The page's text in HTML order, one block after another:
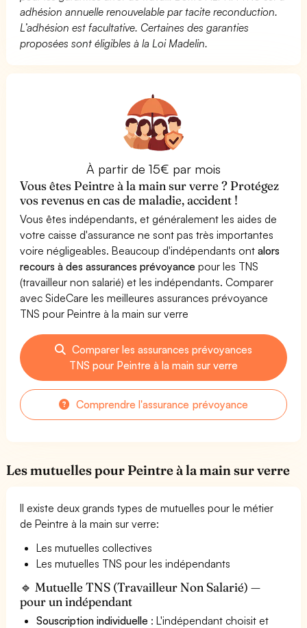
adhésion annuelle renouvelable par tacite reconduction.
L’adhésion est facultative. Certaines des garanties
proposées sont éligibles à la Loi Madelin.
À partir de 15€ par mois
Vous êtes Peintre à la main sur verre ? Protégez
vos revenus en cas de maladie, accident !
Vous êtes indépendants, et généralement les aides de
votre caisse d'assurance ne sont pas très importantes
voire négligeables. Beaucoup d'indépendants ontalors
recours à des assurances prévoyance pour les TNS
(travailleur non salarié) et les indépendants. Comparer
avec SideCare les meilleures assurances prévoyance
TNS pour Peintre à la main sur verre
Comparer les assurances prévoyances
TNS pour Peintre à la main sur verre
Comprendre l'assurance prévoyance
Les mutuelles pour Peintre à la main sur verre
Il existe deux grands types de mutuelles pour le métier
de Peintre à la main sur verre:
Les mutuelles collectives
Les mutuelles TNS pour les indépendants
🔹 Mutuelle TNS (Travailleur Non Salarié) —
pour un indépendant
Souscription individuelle : L'indépendant choisit et